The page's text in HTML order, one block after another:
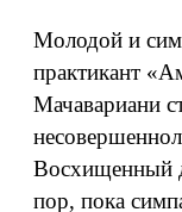
Молодой и
практикант
Мачавариани
Восхищенный
пор, пока